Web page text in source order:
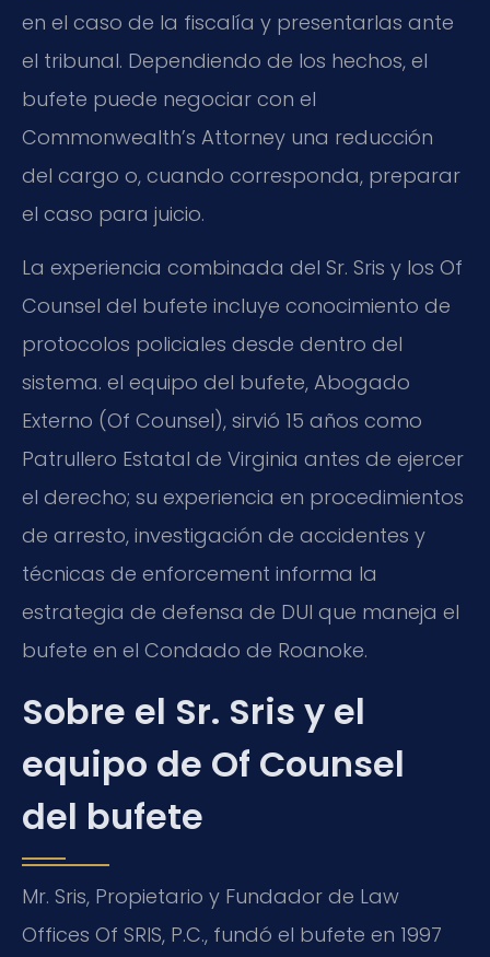
en el caso de la fiscalía y presentarlas ante
el tribunal. Dependiendo de los hechos, el
bufete puede negociar con el
Commonwealth’s Attorney una reducción
del cargo o, cuando corresponda, preparar
el caso para juicio.
La experiencia combinada del Sr. Sris y los Of
Counsel del bufete incluye conocimiento de
protocolos policiales desde dentro del
sistema. el equipo del bufete, Abogado
Externo (Of Counsel), sirvió 15 años como
Patrullero Estatal de Virginia antes de ejercer
el derecho; su experiencia en procedimientos
de arresto, investigación de accidentes y
técnicas de enforcement informa la
estrategia de defensa de DUI que maneja el
bufete en el Condado de Roanoke.
Sobre el Sr. Sris y el
equipo de Of Counsel
del bufete
Mr. Sris, Propietario y Fundador de Law
Offices Of SRIS, P.C., fundó el bufete en 1997